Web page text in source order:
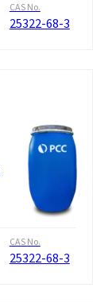
CAS No.
25322-68-3
CAS No.
25322-68-3